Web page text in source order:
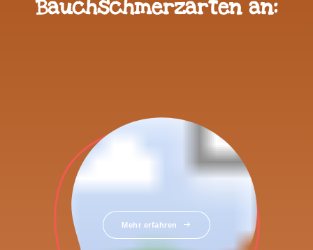
Bauchschmerzarten an:
Mehr erfahren